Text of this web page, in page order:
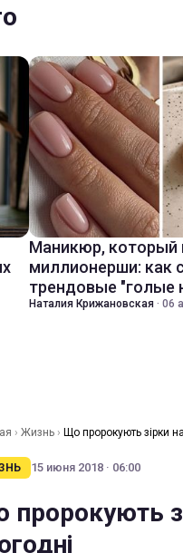
Маникюр,
миллионерши: как
трендовые "голые
Наталия Крижановская · 06
› Жизнь › Що пророкують зірки
15 июня 2018 · 06:00
пророкують